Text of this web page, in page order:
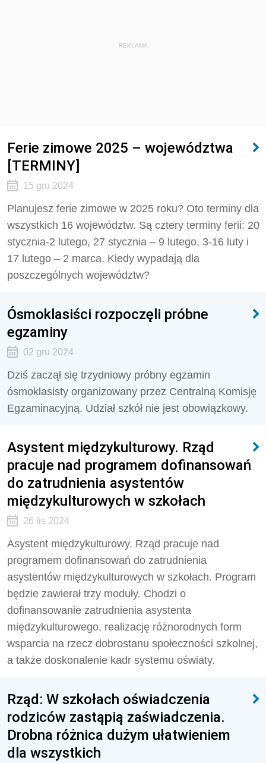
REKLAMA
Ferie zimowe 2025 – województwa
[TERMINY]
15 gru 2024
Planujesz ferie zimowe w 2025 roku? Oto terminy dla
wszystkich 16 województw. Są cztery terminy ferii: 20
stycznia-2 lutego, 27 stycznia – 9 lutego, 3-16 luty i
17 lutego – 2 marca. Kiedy wypadają dla
poszczególnych województw?
Ósmoklasiści rozpoczęli próbne
egzaminy
02 gru 2024
Dziś zaczął się trzydniowy próbny egzamin
ósmoklasisty organizowany przez Centralną Komisję
Egzaminacyjną. Udział szkół nie jest obowiązkowy.
Asystent międzykulturowy. Rząd
pracuje nad programem dofinansowań
do zatrudnienia asystentów
międzykulturowych w szkołach
26 lis 2024
Asystent międzykulturowy. Rząd pracuje nad
programem dofinansowań do zatrudnienia
asystentów międzykulturowych w szkołach. Program
będzie zawierał trzy moduły. Chodzi o
dofinansowanie zatrudnienia asystenta
międzykulturowego, realizację różnorodnych form
wsparcia na rzecz dobrostanu społeczności szkolnej,
a także doskonalenie kadr systemu oświaty.
Rząd: W szkołach oświadczenia
rodziców zastąpią zaświadczenia.
Drobna różnica dużym ułatwieniem
dla wszystkich